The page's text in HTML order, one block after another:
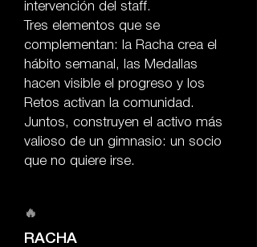
intervención del staff.
Tres elementos que se
complementan: la Racha crea el
hábito semanal, las Medallas
hacen visible el progreso y los
Retos activan la comunidad.
Juntos, construyen el activo más
valioso de un gimnasio: un socio
que no quiere irse.
🔥
RACHA